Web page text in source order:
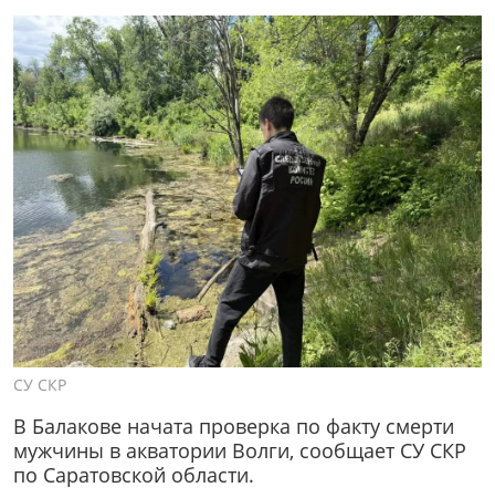
СУ СКР
В Балакове начата проверка по факту смерти
мужчины в акватории Волги, сообщает СУ СКР
по Саратовской области.